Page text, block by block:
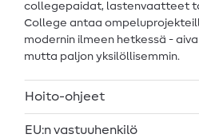
collegepaidat, lastenvaatteet
College antaa
modernin ilmeen hetkessä -
mutta paljon yksilöllisemmin.
Hoito-ohjeet
EU:n vastuuhenkilö